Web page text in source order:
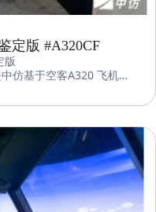
定版 #A320CF
版
仿基于空客A320 飞机自
，符合 CAAC FTD Level